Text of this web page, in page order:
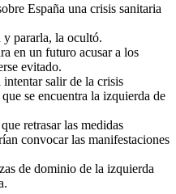
España una crisis sanitaria
y pararla, la ocultó.
en un futuro acusar a los
evitado.
salir de la crisis
se encuentra la izquierda de
retrasar las medidas
convocar las manifestaciones
de dominio de la izquierda